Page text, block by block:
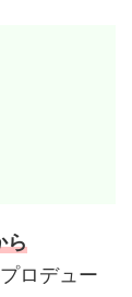
ら
ロデュー